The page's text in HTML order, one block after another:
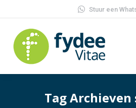
Stuur een
Tag Archieven